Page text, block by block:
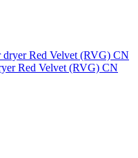
Red Velvet (RVG) CN